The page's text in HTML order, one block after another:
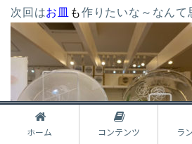
次回はお皿 も作りたいな～なんて
ホーム コンテンツ ラ